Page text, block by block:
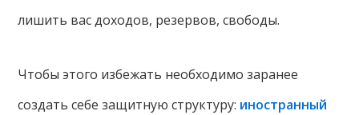
лишить вас доходов, резервов, свободы.
Чтобы этого избежать необходимо заранее
создать себе защитную структуру: иностранный